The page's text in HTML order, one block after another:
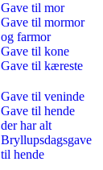
Gave til mor
Gave til mormor
og farmor
Gave til kone
Gave til kæreste
Gave til veninde
Gave til hende
der har alt
Bryllupsdagsgave
til hende